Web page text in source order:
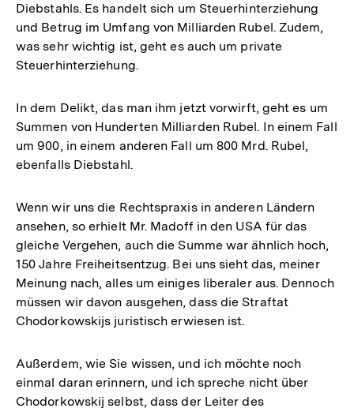
Diebstahls. Es handelt sich um Steuerhinterziehung
und Betrug im Umfang von Milliarden Rubel. Zudem,
was sehr wichtig ist, geht es auch um private
Steuerhinterziehung.
In dem Delikt, das man ihm jetzt vorwirft, geht es um
Summen von Hunderten Milliarden Rubel. In einem Fall
um 900, in einem anderen Fall um 800 Mrd. Rubel,
ebenfalls Diebstahl.
Wenn wir uns die Rechtspraxis in anderen Ländern
ansehen, so erhielt Mr. Madoff in den USA für das
gleiche Vergehen, auch die Summe war ähnlich hoch,
150 Jahre Freiheitsentzug. Bei uns sieht das, meiner
Meinung nach, alles um einiges liberaler aus. Dennoch
müssen wir davon ausgehen, dass die Straftat
Chodorkowskijs juristisch erwiesen ist.
Außerdem, wie Sie wissen, und ich möchte noch
einmal daran erinnern, und ich spreche nicht über
Chodorkowskij selbst, dass der Leiter des